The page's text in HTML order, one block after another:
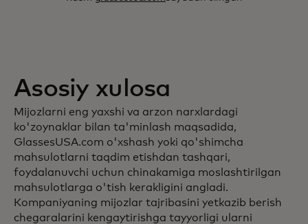
Asosiy xulosa
Mijozlarni eng yaxshi va arzon narxlardagi
ko'zoynaklar bilan ta'minlash maqsadida,
GlassesUSA.com o'xshash yoki qo'shimcha
mahsulotlarni taqdim etishdan tashqari,
foydalanuvchi uchun chinakamiga moslashtirilgan
mahsulotlarga o'tish kerakligini angladi.
Kompaniyaning mijozlar tajribasini yetkazib berish
chegaralarini kengaytirishga tayyorligi ularni